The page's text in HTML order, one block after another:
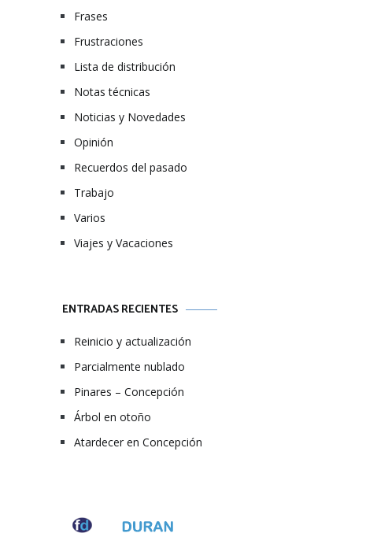
Frases
Frustraciones
Lista de distribución
Notas técnicas
Noticias y Novedades
Opinión
Recuerdos del pasado
Trabajo
Varios
Viajes y Vacaciones
ENTRADAS RECIENTES
Reinicio y actualización
Parcialmente nublado
Pinares – Concepción
Árbol en otoño
Atardecer en Concepción